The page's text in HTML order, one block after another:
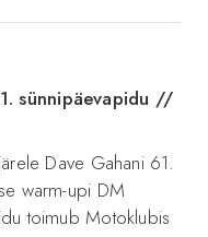
sünnipäevapidu //
Dave Gahani 61.
warm-upi DM
toimub Motoklubis